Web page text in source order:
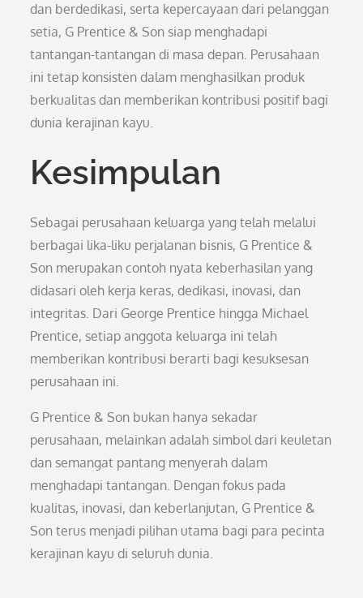
dan berdedikasi, serta kepercayaan dari pelanggan
setia, G Prentice & Son siap menghadapi
tantangan-tantangan di masa depan. Perusahaan
ini tetap konsisten dalam menghasilkan produk
berkualitas dan memberikan kontribusi positif bagi
dunia kerajinan kayu.
Kesimpulan
Sebagai perusahaan keluarga yang telah melalui
berbagai lika-liku perjalanan bisnis, G Prentice &
Son merupakan contoh nyata keberhasilan yang
didasari oleh kerja keras, dedikasi, inovasi, dan
integritas. Dari George Prentice hingga Michael
Prentice, setiap anggota keluarga ini telah
memberikan kontribusi berarti bagi kesuksesan
perusahaan ini.
G Prentice & Son bukan hanya sekadar
perusahaan, melainkan adalah simbol dari keuletan
dan semangat pantang menyerah dalam
menghadapi tantangan. Dengan fokus pada
kualitas, inovasi, dan keberlanjutan, G Prentice &
Son terus menjadi pilihan utama bagi para pecinta
kerajinan kayu di seluruh dunia.